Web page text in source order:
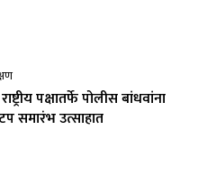
पक्षातर्फे पोलीस बांधवांना
समारंभ उत्साहात